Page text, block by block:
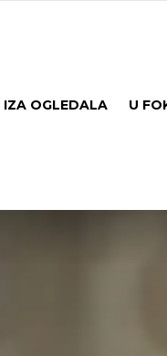
IZA OGLEDALA U